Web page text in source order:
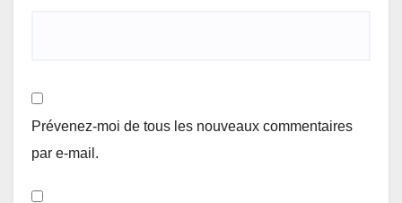
Prévenez-moi de tous les nouveaux commentaires
par e-mail.